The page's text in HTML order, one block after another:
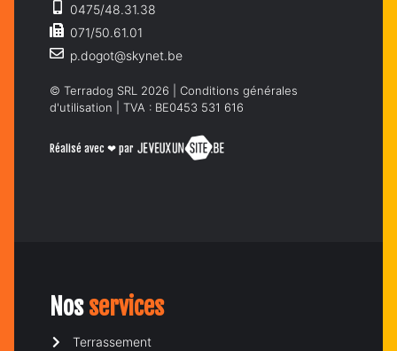
0475/48.31.38
071/50.61.01
p.dogot@skynet.be
© Terradog SRL 2026 | Conditions générales
d'utilisation | TVA : BE0453 531 616
Réalisé avec ❤ par
Nosservices
Terrassement